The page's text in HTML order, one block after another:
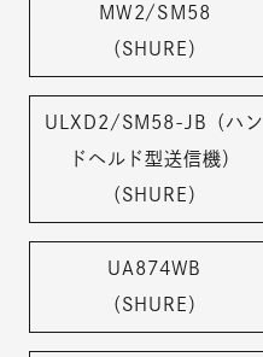
MW2/SM58
（SHURE）
ULXD2/SM58-JB（ハン
ドヘルド型送信機）
（SHURE）
UA874WB
（SHURE）